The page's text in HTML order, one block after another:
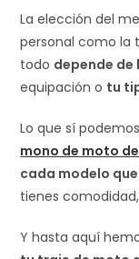
La elección del
personal como la
todo depende
equipación o tu
Lo que sí
mono de moto
cada modelo
tienes
Y hasta aquí